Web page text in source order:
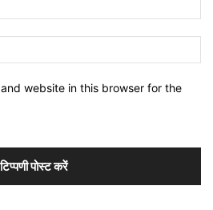
website in this browser for the